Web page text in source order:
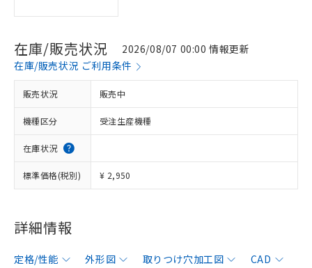
在庫/販売状況
2026/08/07 00:00 情報更新
在庫/販売状況 ご利用条件
販売状況 販売中
機種区分 受注生産機種
在庫状況
標準価格(税別) ¥ 2,950
詳細情報
定格/性能 外形図 取りつけ穴加工図
CAD